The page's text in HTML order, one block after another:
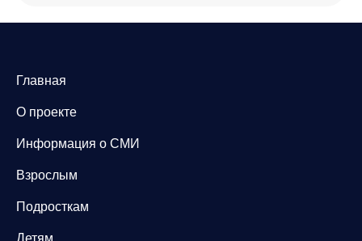
Главная
О проекте
Информация о СМИ
Взрослым
Подросткам
Детям